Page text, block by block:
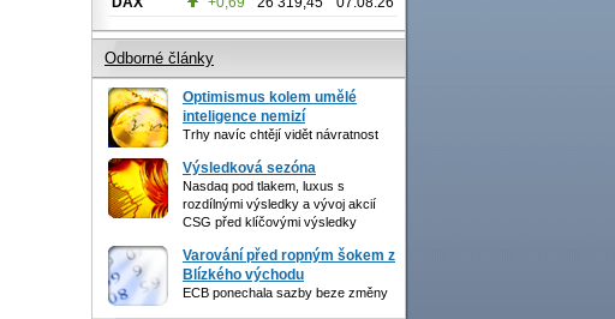
Odborné články
Optimismus kolem umělé
inteligence nemizí
Trhy navíc chtějí vidět návratnost
Výsledková sezóna
Nasdaq pod tlakem, luxus s
rozdílnými výsledky a vývoj akcií
CSG před klíčovými výsledky
Varování před ropným šokem z
Blízkého východu
ECB ponechala sazby beze změny